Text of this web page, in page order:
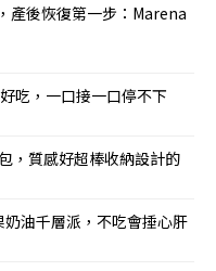
產後恢復第一步：Marena
吃，一口接一口停不下
，質感好超棒收納設計的
油千層派，不吃會捶心肝